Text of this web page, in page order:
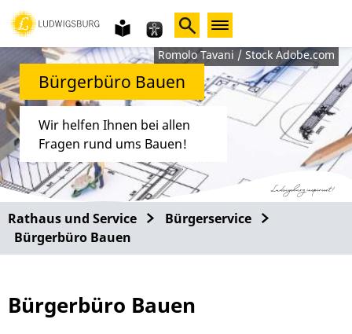
Gebärdensprache
leichte
SpracheRomolo Tavani / Stock Adobe.com
Bürgerbüro Bauen
Wir helfen Ihnen bei allen
Fragen rund ums Bauen!
Rathaus und Service
Bürgerservice
Bürgerbüro Bauen
Bürgerbüro Bauen